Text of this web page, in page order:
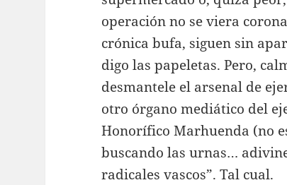
operación no se viera
crónica bufa, siguen sin
digo las papeletas. Pero,
desmantele el arsenal de
otro órgano mediático del
Honorífico Marhuenda (no
buscando las urnas…
radicales vascos”. Tal cual.